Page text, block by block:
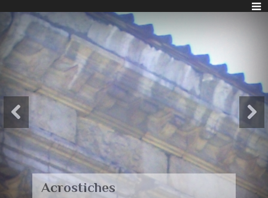
Paysages-Poèmes à mon
mari